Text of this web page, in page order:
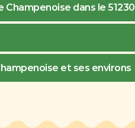
dans le 51230
et ses environs